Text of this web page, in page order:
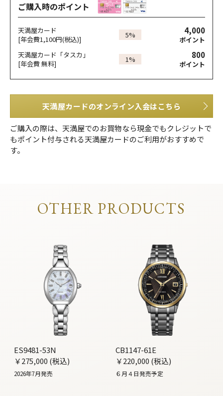
ご購入時のポイント
天満屋カード
[年会費1,100円(税込)]
5% 4,000
ポイント
天満屋カード「タスカ」
[年会費 無料]
1% 800
ポイント
天満屋カードのオンライン入会はこちら
ご購入の際は、天満屋でのお買物なら現金でもクレジットで
もポイント付与される天満屋カードのご利用がおすすめで
す。
OTHER PRODUCTS
ES9481-53N
￥275,000 (税込)
2026年7月発売
CB1147-61E
￥220,000 (税込)
６月４日発売予定